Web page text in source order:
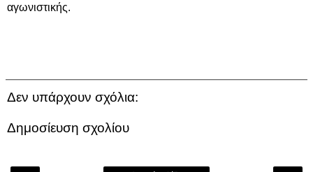
αγωνιστικής.
Δεν υπάρχουν σχόλια:
Δημοσίευση σχολίου